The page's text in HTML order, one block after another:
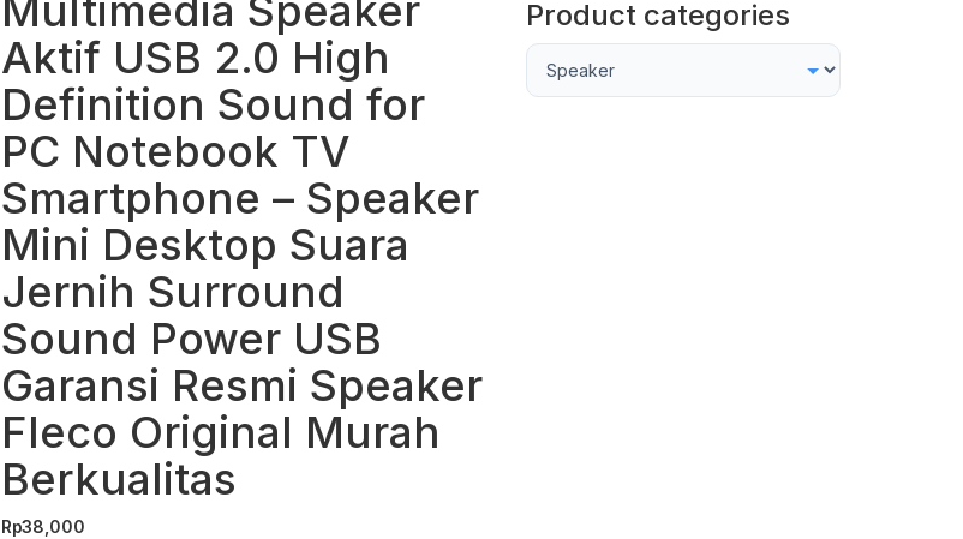
Multimedia Speaker
Aktif USB 2.0 High
Definition Sound for
PC Notebook TV
Smartphone – Speaker
Mini Desktop Suara
Jernih Surround
Sound Power USB
Garansi Resmi Speaker
Fleco Original Murah
Berkualitas
Rp38,000
Product categories